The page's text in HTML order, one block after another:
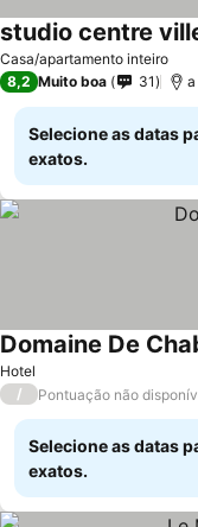
Casa/apartamento inteiro
studio centre
8,2 Muito boa 31
Selecione as datas
exatos.
Hotel
Domaine De
/ Pontuação não
Selecione as datas
exatos.